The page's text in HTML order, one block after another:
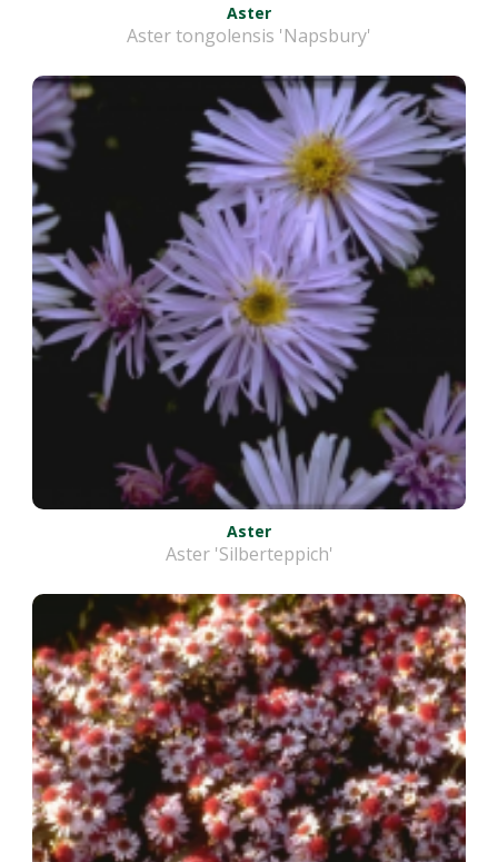
Aster
Aster tongolensis 'Napsbury'
Aster
Aster 'Silberteppich'